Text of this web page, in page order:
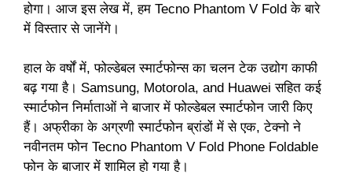
होगा। आज इस लेख में, हम Tecno Phantom V Fold के बारे
में विस्तार से जानेंगे।
हाल के वर्षों में, फोल्डेबल स्मार्टफोन्स का चलन टेक उद्योग काफी
बढ़ गया है। Samsung, Motorola, and Huawei सहित कई
स्मार्टफोन निर्माताओं ने बाजार में फोल्डेबल स्मार्टफोन जारी किए
हैं। अफ्रीका के अग्रणी स्मार्टफोन ब्रांडों में से एक, टेक्नो ने
नवीनतम फोन Tecno Phantom V Fold Phone Foldable
फोन के बाजार में शामिल हो गया है।